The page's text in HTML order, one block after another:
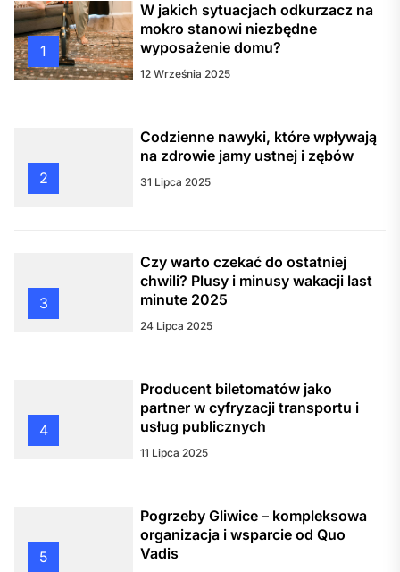
1
W jakich sytuacjach odkurzacz na
mokro stanowi niezbędne
wyposażenie domu?
12 Września 2025
2
Codzienne nawyki, które wpływają
na zdrowie jamy ustnej i zębów
31 Lipca 2025
3
Czy warto czekać do ostatniej
chwili? Plusy i minusy wakacji last
minute 2025
24 Lipca 2025
4
Producent biletomatów jako
partner w cyfryzacji transportu i
usług publicznych
11 Lipca 2025
5
Pogrzeby Gliwice – kompleksowa
organizacja i wsparcie od Quo
Vadis